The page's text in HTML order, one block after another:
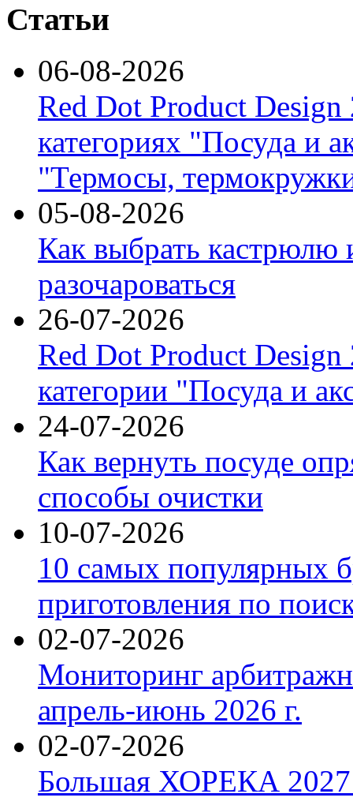
Статьи
06-08-2026
Red Dot Product Design
категориях "Посуда и
"Термосы,
05-08-2026
Как выбрать кастрюлю
разочароваться
26-07-2026
Red Dot Product Design
категории "Посуда и
24-07-2026
Как вернуть посуде
способы очистки
10-07-2026
10 самых популярных
приготовления по
02-07-2026
Мониторинг
апрель-июнь 2026 г.
02-07-2026
Большая ХОРЕКА 2027: